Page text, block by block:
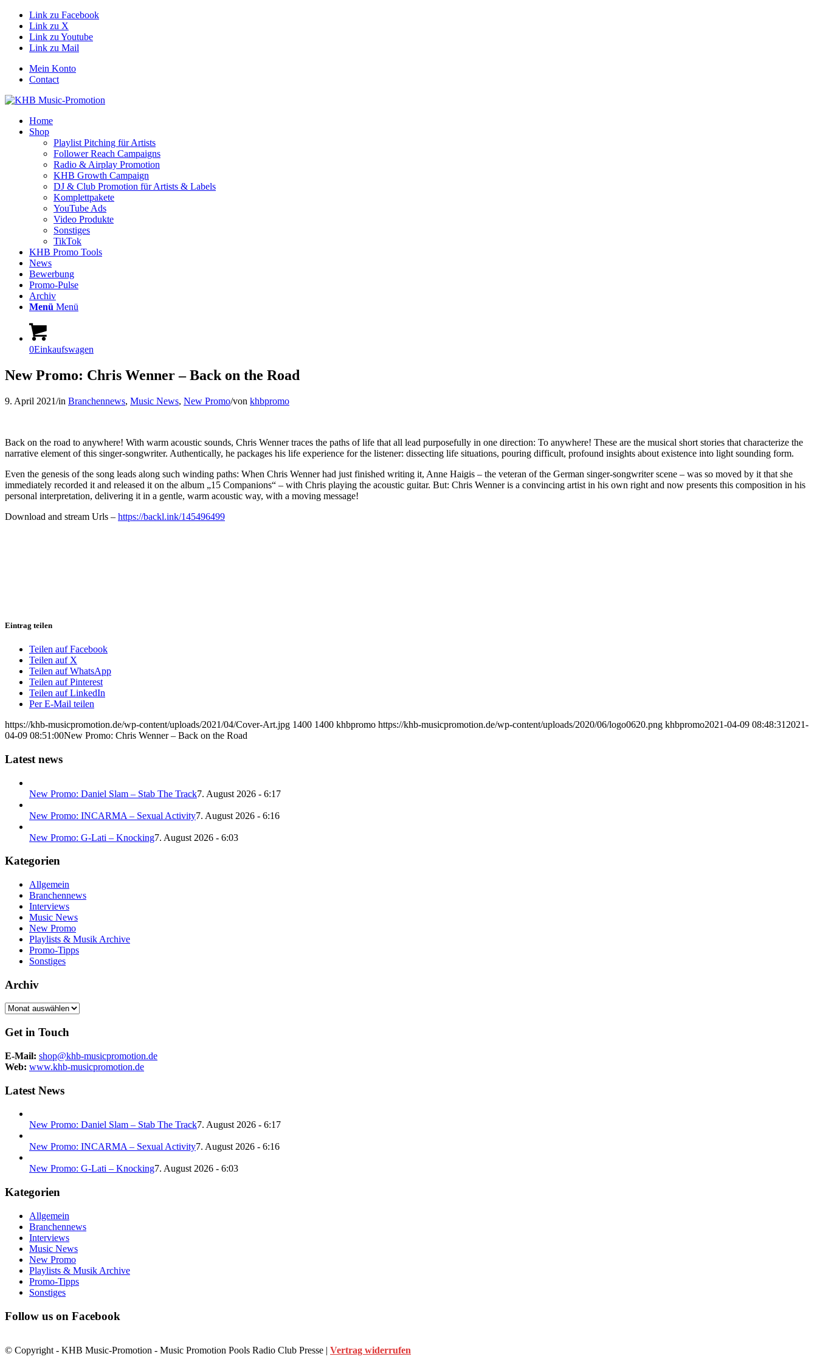
Link zu Facebook
Link zu X
Link zu Youtube
Link zu Mail
Mein Konto
Contact
Home
Shop
Playlist Pitching für Artists
Follower Reach Campaigns
Radio & Airplay Promotion
KHB Growth Campaign
DJ & Club Promotion für Artists & Labels
Komplettpakete
YouTube Ads
Video Produkte
Sonstiges
TikTok
KHB Promo Tools
News
Bewerbung
Promo-Pulse
Archiv
Menü Menü
0Einkaufswagen
New Promo: Chris Wenner – Back on the Road
9. April 2021/in Branchennews, Music News, New Promo/von khbpromo
Back on the road to anywhere! With warm acoustic sounds, Chris Wenner traces the paths of life that all lead purposefully in one direction: To anywhere! These are the musical short stories that characterize the
narrative element of this singer-songwriter. Authentically, he packages his life experience for the listener: dissecting life situations, pouring difficult, profound insights about existence into light sounding form.
Even the genesis of the song leads along such winding paths: When Chris Wenner had just finished writing it, Anne Haigis – the veteran of the German singer-songwriter scene – was so moved by it that she
immediately recorded it and released it on the album „15 Companions“ – with Chris playing the acoustic guitar. But: Chris Wenner is a convincing artist in his own right and now presents this composition in his
personal interpretation, delivering it in a gentle, warm acoustic way, with a moving message!
Download and stream Urls – https://backl.ink/145496499
Eintrag teilen
Teilen auf Facebook
Teilen auf X
Teilen auf WhatsApp
Teilen auf Pinterest
Teilen auf LinkedIn
Per E-Mail teilen
https://khb-musicpromotion.de/wp-content/uploads/2021/04/Cover-Art.jpg 1400 1400 khbpromo https://khb-musicpromotion.de/wp-content/uploads/2020/06/logo0620.png khbpromo2021-04-09 08:48:31 2021-
04-09 08:51:00New Promo: Chris Wenner – Back on the Road
Latest news
New Promo: Daniel Slam – Stab The Track7. August 2026 - 6:17
New Promo: INCARMA – Sexual Activity7. August 2026 - 6:16
New Promo: G-Lati – Knocking7. August 2026 - 6:03
Kategorien
Allgemein
Branchennews
Interviews
Music News
New Promo
Playlists & Musik Archive
Promo-Tipps
Sonstiges
Archiv
Archiv
Get in Touch
E-Mail: shop@khb-musicpromotion.de
Web: www.khb-musicpromotion.de
Latest News
New Promo: Daniel Slam – Stab The Track7. August 2026 - 6:17
New Promo: INCARMA – Sexual Activity7. August 2026 - 6:16
New Promo: G-Lati – Knocking7. August 2026 - 6:03
Kategorien
Allgemein
Branchennews
Interviews
Music News
New Promo
Playlists & Musik Archive
Promo-Tipps
Sonstiges
Follow us on Facebook
© Copyright - KHB Music-Promotion - Music Promotion Pools Radio Club Presse | Vertrag widerrufen